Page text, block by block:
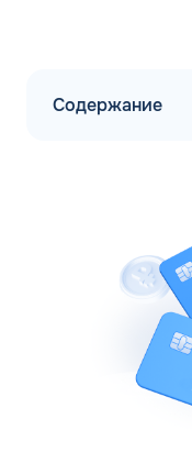
Содержание